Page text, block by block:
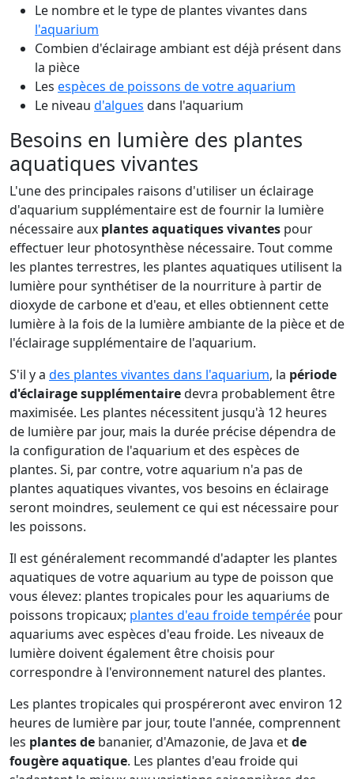
Le nombre et le type de plantes vivantes dans
l'aquarium
Combien d'éclairage ambiant est déjà présent dans
la pièce
Les espèces de poissons de votre aquarium
Le niveau d'algues dans l'aquarium
Besoins en lumière des plantes
aquatiques vivantes
L'une des principales raisons d'utiliser un éclairage
d'aquarium supplémentaire est de fournir la lumière
nécessaire aux plantes aquatiques vivantes pour
effectuer leur photosynthèse nécessaire. Tout comme
les plantes terrestres, les plantes aquatiques utilisent la
lumière pour synthétiser de la nourriture à partir de
dioxyde de carbone et d'eau, et elles obtiennent cette
lumière à la fois de la lumière ambiante de la pièce et de
l'éclairage supplémentaire de l'aquarium.
S'il y a des plantes vivantes dans l'aquarium, la période
d'éclairage supplémentairedevra probablement être
maximisée. Les plantes nécessitent jusqu'à 12 heures
de lumière par jour, mais la durée précise dépendra de
la configuration de l'aquarium et des espèces de
plantes. Si, par contre, votre aquarium n'a pas de
plantes aquatiques vivantes, vos besoins en éclairage
seront moindres, seulement ce qui est nécessaire pour
les poissons.
Il est généralement recommandé d'adapter les plantes
aquatiques de votre aquarium au type de poisson que
vous élevez: plantes tropicales pour les aquariums de
poissons tropicaux; plantes d'eau froide tempérée pour
aquariums avec espèces d'eau froide. Les niveaux de
lumière doivent également être choisis pour
correspondre à l'environnement naturel des plantes.
Les plantes tropicales qui prospéreront avec environ 12
heures de lumière par jour, toute l'année, comprennent
les plantes de bananier, d'Amazonie, de Java etde
fougère aquatique. Les plantes d'eau froide qui